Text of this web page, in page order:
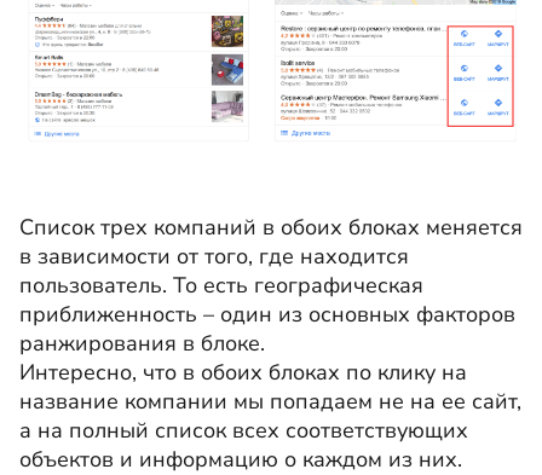
Список трех компаний в обоих блоках меняется
в зависимости от того, где находится
пользователь. То есть географическая
приближенность – один из основных факторов
ранжирования в блоке.
Интересно, что в обоих блоках по клику на
название компании мы попадаем не на ее сайт,
а на полный список всех соответствующих
объектов и информацию о каждом из них.